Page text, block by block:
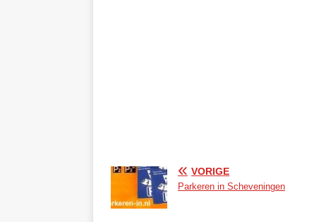
VORIGE
Parkeren in Scheveningen